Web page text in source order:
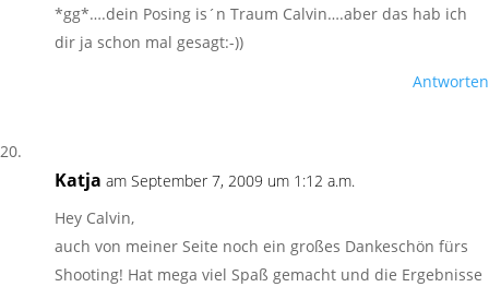
*gg*….dein Posing is´n Traum Calvin….aber das hab ich
dir ja schon mal gesagt:-))
Antworten
Katja am September 7, 2009 um 1:12 a.m.
Hey Calvin,
auch von meiner Seite noch ein großes Dankeschön fürs
Shooting! Hat mega viel Spaß gemacht und die Ergebnisse